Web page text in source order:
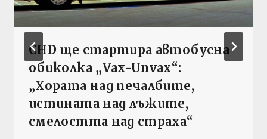
CHD ще стартира автобусна
обиколка „Vax-Unvax“:
„Хората над печалбите,
истината над лъжите,
смелостта над страха“